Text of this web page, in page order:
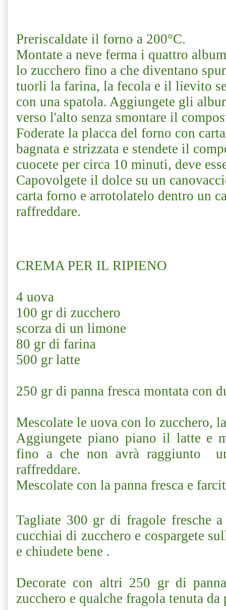
Preriscaldate il forno a 200°C.
Montate a neve ferma i quattro
lo zucchero fino a che diventano
tuorli la farina, la fecola e il lievito
con una spatola. Aggiungete gli
verso l'alto senza smontare il
Foderate la placca del forno con
bagnata e strizzata e stendete il
cuocete per circa 10 minuti, deve
Capovolgete il dolce su un
carta forno e arrotolatelo dentro un
raffreddare.
CREMA PER IL RIPIENO
4 uova
100 gr di zucchero
scorza di un limone
80 gr di farina
500 gr latte
250 gr di panna fresca montata con
Mescolate le uova con lo zucchero,
Aggiungete piano piano il latte e
fino a che non avrà raggiunto
raffreddare.
Mescolate con la panna fresca e
Tagliate 300 gr di fragole fresche
cucchiai di zucchero e cospargete
e chiudete bene .
Decorate con altri 250 gr di
zucchero e qualche fragola tenuta da